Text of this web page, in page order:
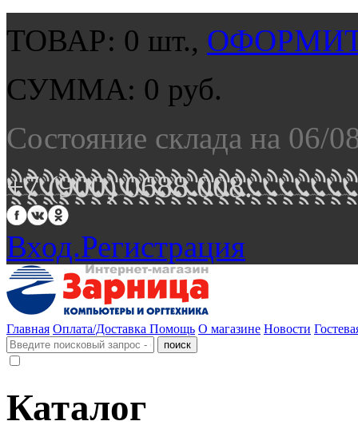
ТОВАР: 0 шт.,
СУММА: 0 руб.
Состояние склада на 06/
+7 (900) 0688 008.
Вход.Регистрация
Главная Оплата/Доставка Помощь О магазине Новости
Каталог